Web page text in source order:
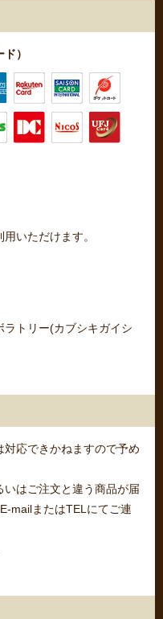
）
いただけます。
トリー(カブシキガイシ
対応できかねますので予め
いはご注文と違う商品が届
mailまたはTELにてご連